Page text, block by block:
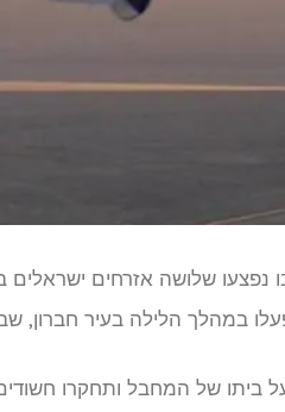
נפצעו שלושה אזרחים ישראלים
במהלך הלילה בעיר חברון,
ביתו של המחבל ותחקרו